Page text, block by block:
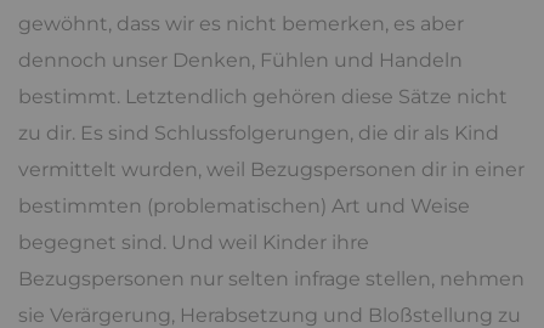
gewöhnt, dass wir es nicht bemerken, es aber
dennoch unser Denken, Fühlen und Handeln
bestimmt. Letztendlich gehören diese Sätze nicht
zu dir. Es sind Schlussfolgerungen, die dir als Kind
vermittelt wurden, weil Bezugspersonen dir in einer
bestimmten (problematischen) Art und Weise
begegnet sind. Und weil Kinder ihre
Bezugspersonen nur selten infrage stellen, nehmen
sie Verärgerung, Herabsetzung und Bloßstellung zu